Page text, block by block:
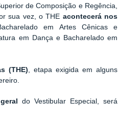
de Composição e Regência,
sua vez, o THE acontecerá nos
em Artes Cênicas e
em Dança e Bacharelado em
(THE) , etapa exigida em alguns
geraldo Vestibular Especial, será